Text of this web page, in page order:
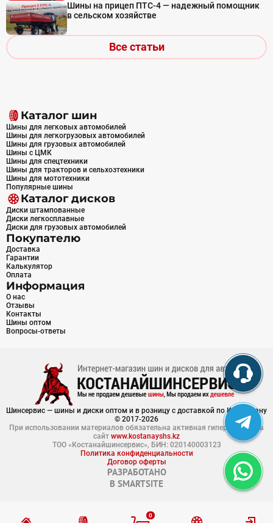
0
Шины на прицеп ПТС-4 — надежный помощник
в сельском хозяйстве
Все статьи
Каталог шин
Шины для легковых автомобилей
Шины для легкогрузовых автомобилей
Шины для грузовых автомобилей
Шины с ЦМК
Шины для спецтехники
Шины для тракторов и сельхозтехники
Шины для мототехники
Популярные шины
Каталог дисков
Диски штампованные
Диски легкосплавные
Диски для грузовых автомобилей
Покупателю
Доставка
Гарантии
Калькулятор
Оплата
Информация
О нас
Отзывы
Контакты
Шины оптом
Вопросы-ответы
Шинсервис — шины и диски оптом и в розницу с доставкой по Казахстану
© 2017-2026
При использовании материалов обязательна активная гиперссылка на
сайт www.kostanayshs.kz
ТОО «Костанайшинсервис», БИН: 020140003123
Политика конфиденциальности
Договор оферты
РАЗРАБОТАНО
В SMARTSITE